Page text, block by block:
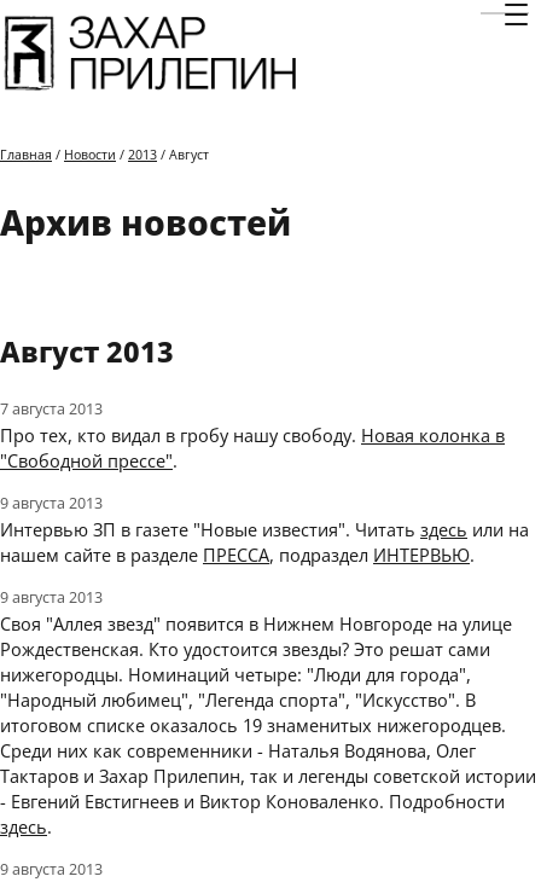
Главная / Новости / 2013 / Август
Архив новостей
Август 2013
7 августа 2013
Про тех, кто видал в гробу нашу свободу. Новая колонка в
"Свободной прессе".
9 августа 2013
Интервью ЗП в газете "Новые известия". Читать здесь или на
нашем сайте в разделе ПРЕССА, подраздел ИНТЕРВЬЮ.
9 августа 2013
Своя "Аллея звезд" появится в Нижнем Новгороде на улице
Рождественская. Кто удостоится звезды? Это решат сами
нижегородцы. Номинаций четыре: "Люди для города",
"Народный любимец", "Легенда спорта", "Искусство". В
итоговом списке оказалось 19 знаменитых нижегородцев.
Среди них как современники - Наталья Водянова, Олег
Тактаров и Захар Прилепин, так и легенды советской истории
- Евгений Евстигнеев и Виктор Коноваленко. Подробности
здесь.
9 августа 2013